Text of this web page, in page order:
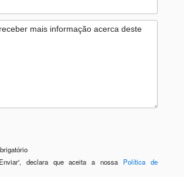
declara que aceita a nossa Política de